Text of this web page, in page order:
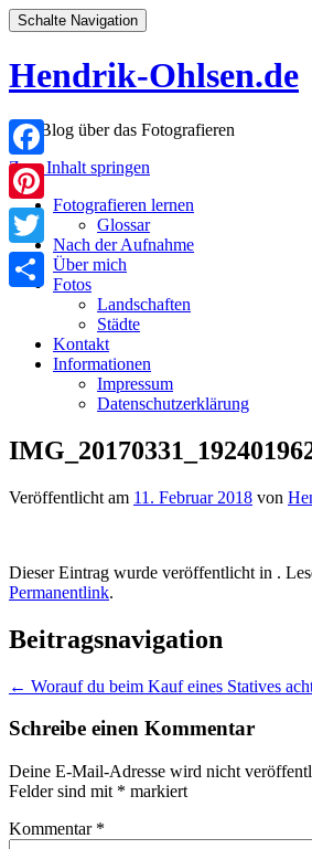
Schalte Navigation
Hendrik-Ohlsen.de
Der Blog über das Fotografieren
Zum Inhalt springen
Fotografieren lernen
Glossar
Nach der Aufnahme
Über mich
Fotos
Landschaften
Städte
Kontakt
Informationen
Impressum
Datenschutzerklärung
Veröffentlicht am 11. Februar 2018 von
Dieser Eintrag wurde veröffentlicht in .
Permanentlink.
Beitragsnavigation
← Worauf du beim Kauf eines Statives
Schreibe einen Kommentar
Deine E-Mail-Adresse wird nicht
Felder sind mit * markiert
Kommentar *
Facebook
Pinterest
Twitter